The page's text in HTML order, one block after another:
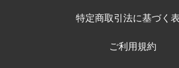
特定商取引法に基づく
ご利用規約